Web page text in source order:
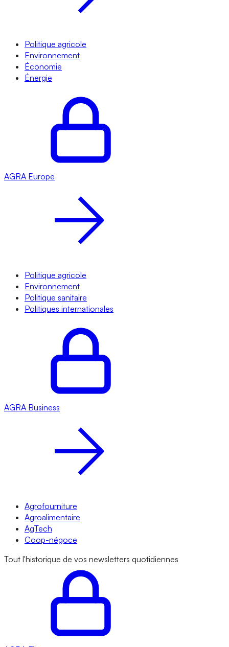
Politique agricole
Environnement
Économie
Énergie
AGRA Europe
Politique agricole
Environnement
Politique sanitaire
Politiques internationales
AGRA Business
Agrofourniture
Agroalimentaire
AgTech
Coop-négoce
Tout l'historique de vos newsletters quotidiennes